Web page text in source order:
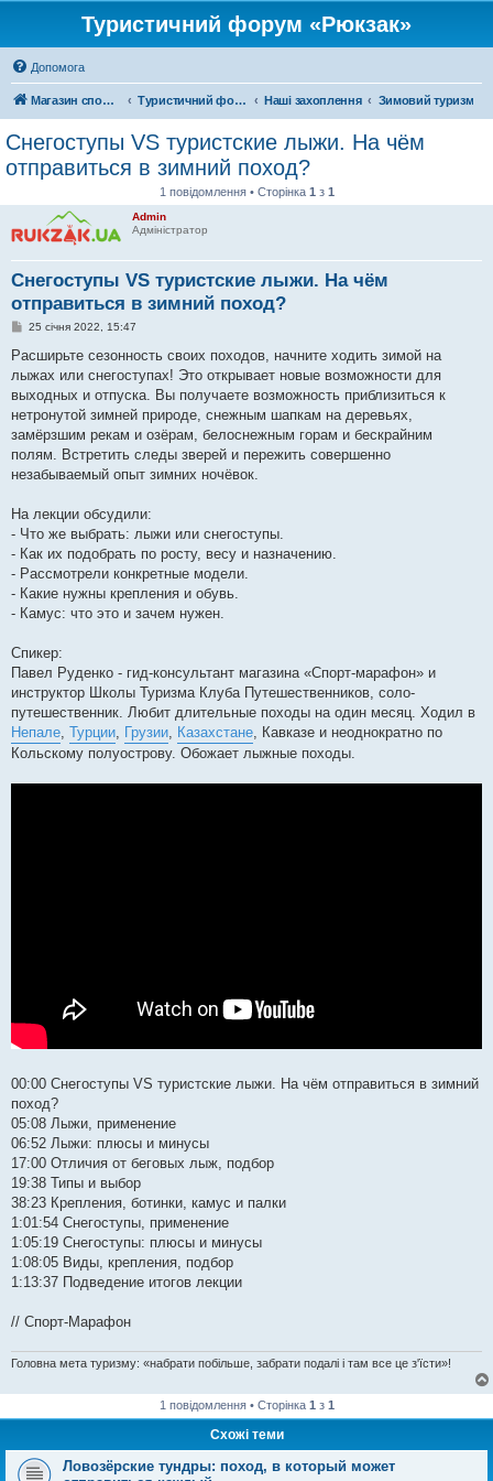
Туристичний форум «Рюкзак»
Допомога
Магазин спорядження Туристичний форум «Рюкзак» Наші захоплення Зимовий туризм
Снегоступы VS туристские лыжи. На чём
отправиться в зимний поход?
1 повідомлення • Сторінка 1 з 1
Admin
Адміністратор
Снегоступы VS туристские лыжи. На чём
отправиться в зимний поход?
П
в
д
о
л
е
н
я
25 січня 2022, 15:47
Расширьте сезонность своих походов, начните ходить зимой на
лыжах или снегоступах! Это открывает новые возможности для
выходных и отпуска. Вы получаете возможность приблизиться к
нетронутой зимней природе, снежным шапкам на деревьях,
замёрзшим рекам и озёрам, белоснежным горам и бескрайним
полям. Встретить следы зверей и пережить совершенно
незабываемый опыт зимних ночёвок.
На лекции обсудили:
- Что же выбрать: лыжи или снегоступы.
- Как их подобрать по росту, весу и назначению.
- Рассмотрели конкретные модели.
- Какие нужны крепления и обувь.
- Камус: что это и зачем нужен.
Спикер:
Павел Руденко - гид-консультант магазина «Спорт-марафон» и
инструктор Школы Туризма Клуба Путешественников, соло-
путешественник. Любит длительные походы на один месяц. Ходил в
Непале, Турции, Грузии, Казахстане, Кавказе и неоднократно по
Кольскому полуострову. Обожает лыжные походы.
00:00 Снегоступы VS туристские лыжи. На чём отправиться в зимний
поход?
05:08 Лыжи, применение
06:52 Лыжи: плюсы и минусы
17:00 Отличия от беговых лыж, подбор
19:38 Типы и выбор
38:23 Крепления, ботинки, камус и палки
1:01:54 Снегоступы, применение
1:05:19 Снегоступы: плюсы и минусы
1:08:05 Виды, крепления, подбор
1:13:37 Подведение итогов лекции
// Спорт-Марафон
Головна мета туризму: «набрати побільше, забрати подалі і там все це з'їсти»!
1 повідомлення • Сторінка 1 з 1
Схожі теми
Ловозёрские тундры: поход, в который может